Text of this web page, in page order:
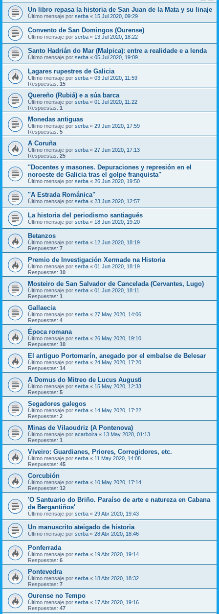
Un libro repasa la historia de San Juan de la Mata y su linaje
Último mensaje por serba « 15 Jul 2020, 09:29
Convento de San Domingos (Ourense)
Último mensaje por serba « 13 Jul 2020, 18:22
Santo Hadrián do Mar (Malpica): entre a realidade e a lenda
Último mensaje por serba « 05 Jul 2020, 19:09
Lagares rupestres de Galicia
Último mensaje por serba « 03 Jul 2020, 11:59
Respuestas: 15
Quereño (Rubiá) e a súa barca
Último mensaje por serba « 01 Jul 2020, 11:22
Respuestas: 1
Monedas antiguas
Último mensaje por serba « 29 Jun 2020, 17:59
Respuestas: 5
A Coruña
Último mensaje por serba « 27 Jun 2020, 17:13
Respuestas: 25
"Docentes y masones. Depuraciones y represión en el
noroeste de Galicia tras el golpe franquista"
Último mensaje por serba « 26 Jun 2020, 19:50
"A Estrada Románica"
Último mensaje por serba « 23 Jun 2020, 12:57
La historia del periodismo santiagués
Último mensaje por serba « 18 Jun 2020, 19:20
Betanzos
Último mensaje por serba « 12 Jun 2020, 18:19
Respuestas: 7
Premio de Investigación Xermade na Historia
Último mensaje por serba « 01 Jun 2020, 18:19
Respuestas: 10
Mosteiro de San Salvador de Cancelada (Cervantes, Lugo)
Último mensaje por serba « 01 Jun 2020, 18:11
Respuestas: 1
Gallaecia
Último mensaje por serba « 27 May 2020, 14:06
Respuestas: 4
Época romana
Último mensaje por serba « 26 May 2020, 19:10
Respuestas: 10
El antiguo Portomarín, anegado por el embalse de Belesar
Último mensaje por serba « 24 May 2020, 17:20
Respuestas: 14
A Domus do Mitreo de Lucus Augusti
Último mensaje por serba « 15 May 2020, 12:33
Respuestas: 5
Segadores galegos
Último mensaje por serba « 14 May 2020, 17:22
Respuestas: 2
Minas de Vilaoudriz (A Pontenova)
Último mensaje por acarboira « 13 May 2020, 01:13
Respuestas: 1
Viveiro: Guardianes, Priores, Corregidores, etc.
Último mensaje por serba « 11 May 2020, 14:08
Respuestas: 45
Corcubión
Último mensaje por serba « 10 May 2020, 17:14
Respuestas: 12
'O Santuario do Briño. Paraíso de arte e natureza en Cabana
de Bergantiños'
Último mensaje por serba « 29 Abr 2020, 19:43
Un manuscrito ateigado de historia
Último mensaje por serba « 28 Abr 2020, 18:46
Ponferrada
Último mensaje por serba « 19 Abr 2020, 19:14
Respuestas: 6
Pontevedra
Último mensaje por serba « 18 Abr 2020, 18:32
Respuestas: 7
Ourense no Tempo
Último mensaje por serba « 17 Abr 2020, 19:16
Respuestas: 47